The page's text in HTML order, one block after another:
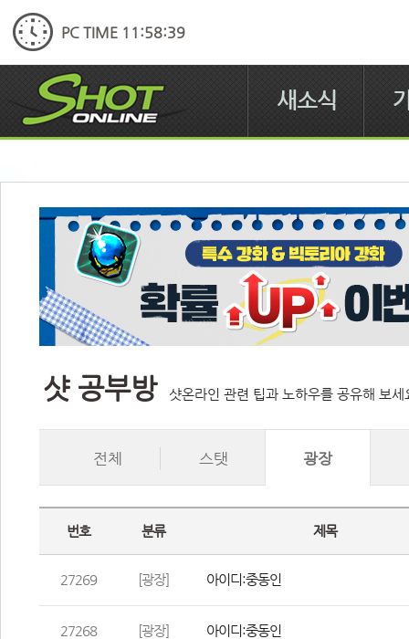
PC TIME 11:58:40
새소식
샷 공부방 샷온라인 관련 팁과 노하우를 공유해 보세
전체 스탯 광장
번호 분류 제목
27269 [광장] 아이디:중동인
27268 [광장] 아이디:중동인